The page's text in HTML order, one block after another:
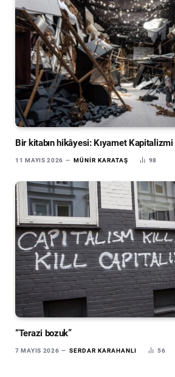
Bir kitabın hikâyesi: Kıyamet Kapitalizmi
11 MAYIS 2026 MÜNIR KARATAŞ 98
“Terazi bozuk”
7 MAYIS 2026 SERDAR KARAHANLI 56